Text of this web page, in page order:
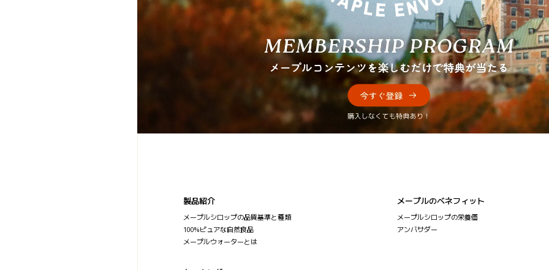
製品紹介
メープルシロップの品質基準と種類
100%ピュアな自然食品
メープルウォーターとは
メープルのベネフィット
メープルシロップの栄養価
アンバサダー